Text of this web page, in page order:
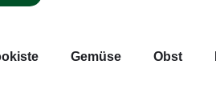
Gemüse Obst